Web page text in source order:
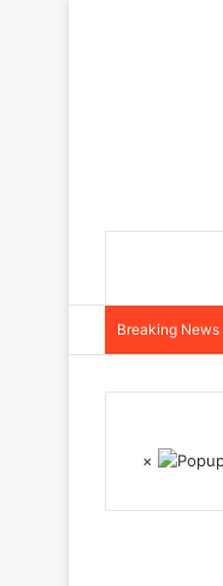
Breaking News
×